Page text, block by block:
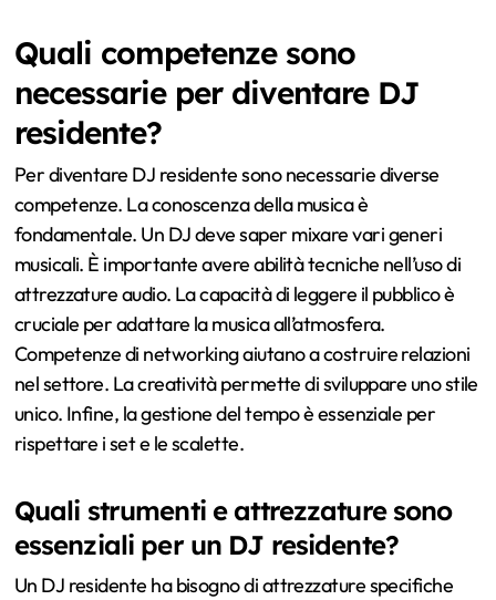
Quali competenze sono
necessarie per diventare DJ
residente?
Per diventare DJ residente sono necessarie diverse
competenze. La conoscenza della musica è
fondamentale. Un DJ deve saper mixare vari generi
musicali. È importante avere abilità tecniche nell’uso di
attrezzature audio. La capacità di leggere il pubblico è
cruciale per adattare la musica all’atmosfera.
Competenze di networking aiutano a costruire relazioni
nel settore. La creatività permette di sviluppare uno stile
unico. Infine, la gestione del tempo è essenziale per
rispettare i set e le scalette.
Quali strumenti e attrezzature sono
essenziali per un DJ residente?
Un DJ residente ha bisogno di attrezzature specifiche